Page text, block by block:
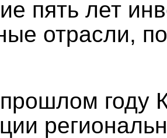
пять лет
отрасли,
году